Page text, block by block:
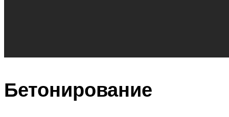
Бетонирование